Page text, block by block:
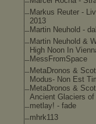
Markus Reuter -
2013
Martin Neuhold -
Martin Neuhold &
High Noon In
MessFromSpace
MetaDronos &
Modus- Non Est
MetaDronos &
Ancient Glaciers
metlay! - fade
mhrk113